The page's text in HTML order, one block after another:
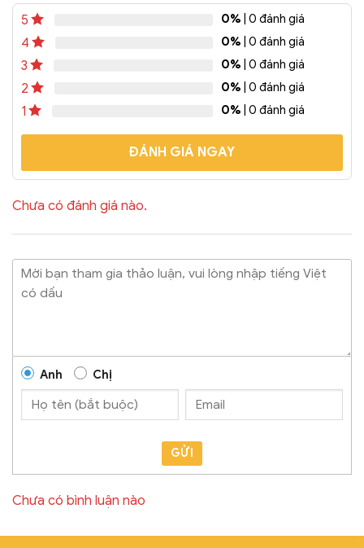
5 0% | 0 đánh giá
4 0% | 0 đánh giá
3 0% | 0 đánh giá
2 0% | 0 đánh giá
1 0% | 0 đánh giá
ĐÁNH GIÁ NGAY
Chưa có đánh giá nào.
Anh Chị
GỬI
Chưa có bình luận nào